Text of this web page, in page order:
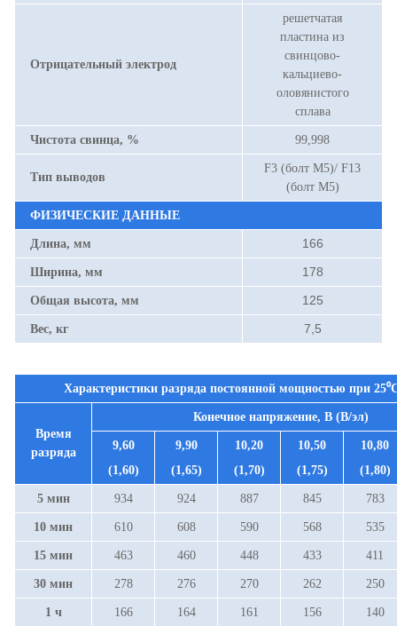
Отрицательный электрод
решетчатая
пластина из
свинцово-
кальциево-
оловянистого
сплава
Чистота свинца, % 99,998
Тип выводов
F3 (болт М5)/ F13
(болт М5)
ФИЗИЧЕСКИЕ ДАННЫЕ
Длина, мм 166
Ширина, мм 178
Общая высота, мм 125
Вес, кг 7,5
Характеристики разряда постоянной мощностью при
Время
разряда
Конечное напряжение, В (В/эл)
9,60
(1,60)
9,90
(1,65)
10,20
(1,70)
10,50
(1,75)
10,80
(1,80)
5 мин 934 924 887 845 783
10 мин 610 608 590 568 535
15 мин 463 460 448 433 411
30 мин 278 276 270 262 250
1 ч 166 164 161 156 140